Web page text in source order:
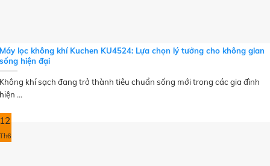
Máy lọc không khí Kuchen KU4524: Lựa chọn lý tưởng cho không gian
sống hiện đại
Không khí sạch đang trở thành tiêu chuẩn sống mới trong các gia đình
hiện ...
12
Th6